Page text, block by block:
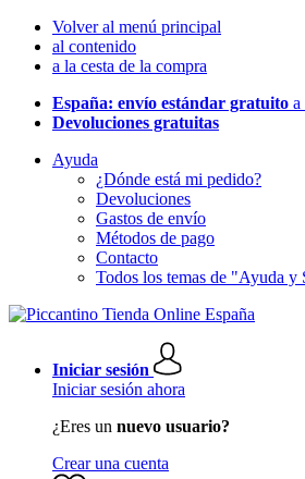
Volver al menú principal
al contenido
a la cesta de la compra
España: envío estándar gratuito a
Devoluciones gratuitas
Ayuda
¿Dónde está mi pedido?
Devoluciones
Gastos de envío
Métodos de pago
Contacto
Todos los temas de "Ayuda y
Iniciar sesión
Iniciar sesión ahora
¿Eres un nuevo usuario?
Crear una cuenta